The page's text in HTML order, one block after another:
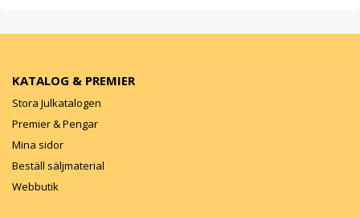
KATALOG & PREMIER
Stora Julkatalogen
Premier & Pengar
Mina sidor
Beställ säljmaterial
Webbutik